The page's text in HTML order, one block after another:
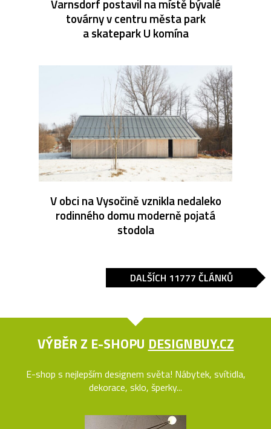
Varnsdorf postavil na místě bývalé
továrny v centru města park
a skatepark U komína
V obci na Vysočině vznikla nedaleko
rodinného domu moderně pojatá
stodola
DALŠÍCH 11777 ČLÁNKŮ
VÝBĚR Z E-SHOPU DESIGNBUY.CZ
E-shop s nejlepším designem světa! Nábytek, svítidla,
dekorace, sklo, šperky...